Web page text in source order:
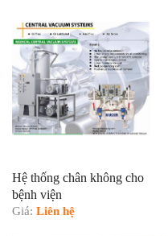
Hệ thống chân không cho
bệnh viện
Giá: Liên hệ